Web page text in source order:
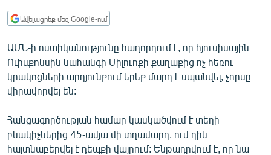
ՂԱՐԱԲԱՂ
ՏԱՐԱԾԱՇՐՋԱՆ
ՄԻՋԱԶԳԱՅԻՆ
ՍՊՈՐՏ
ՄԵԿՆԱԲԱՆՈՒԹՅՈՒՆ
Ավելացրեք մեզ Google-ում
ԱՄՆ-ի ոստիկանությունը հաղորդում է, որ հյուսիսային
Ուիսքոնսին նահանգի Միլուոքի քաղաքից ոչ հեռու
կրակոցների արդյունքում երեք մարդ է սպանվել, չորսը
վիրավորվել են:
Հանցագործության համար կասկածվում է տեղի
բնակիչներից 45-ամյա մի տղամարդ, ում դին
հայտնաբերվել է դեպքի վայրում: Ենթադրվում է, որ նա